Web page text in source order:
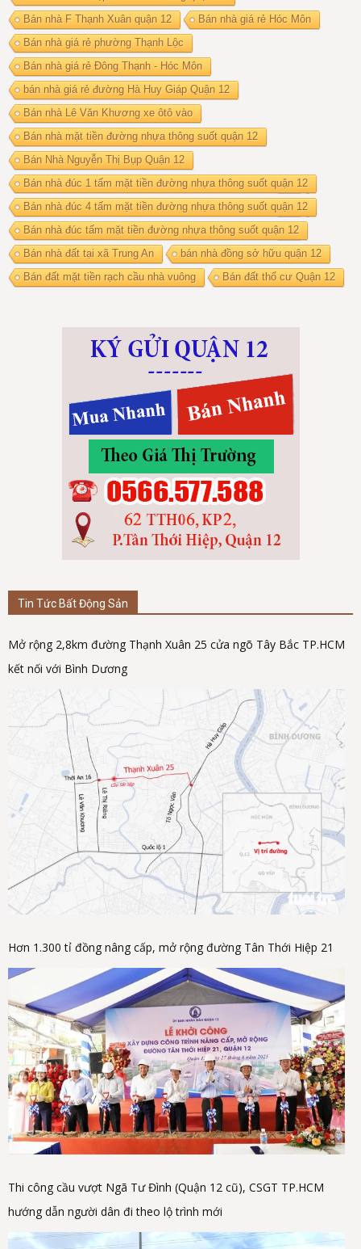
Bán nhà F Thạnh Xuân quận 12
Bán nhà giá rẻ Hóc Môn
Bán nhà giá rẻ phường Thạnh Lộc
Bán nhà giá rẻ Đông Thạnh - Hóc Môn
bán nhà giá rẻ đường Hà Huy Giáp Quận 12
Bán nhà Lê Văn Khương xe ôtô vào
Bán nhà mặt tiền đường nhựa thông suốt quận 12
Bán Nhà Nguyễn Thị Bụp Quận 12
Bán nhà đúc 1 tấm mặt tiền đường nhựa thông suốt quận 12
Bán nhà đúc 4 tấm mặt tiền đường nhựa thông suốt quận 12
Bán nhà đúc tấm mặt tiền đường nhựa thông suốt quận 12
Bán nhà đất tại xã Trung An
bán nhà đồng sở hữu quận 12
Bán đất mặt tiền rạch cầu nhà vuông
Bán đất thổ cư Quận 12
Tin Tức Bất Động Sản
Mở rộng 2,8km đường Thạnh Xuân 25 cửa ngõ Tây Bắc TP.HCM
kết nối với Bình Dương
Hơn 1.300 tỉ đồng nâng cấp, mở rộng đường Tân Thới Hiệp 21
Thi công cầu vượt Ngã Tư Đình (Quận 12 cũ), CSGT TP.HCM
hướng dẫn người dân đi theo lộ trình mới